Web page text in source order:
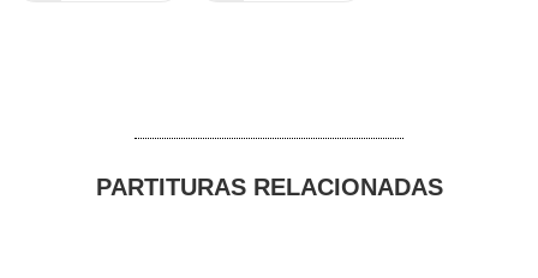
PARTITURAS RELACIONADAS